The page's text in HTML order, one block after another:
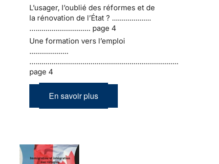
L’usager, l’oublié des réformes et de
la rénovation de l’État ? ....................
…............................ page 4
Une formation vers l’emploi
....................
….........................................................................
page 4
En savoir plus